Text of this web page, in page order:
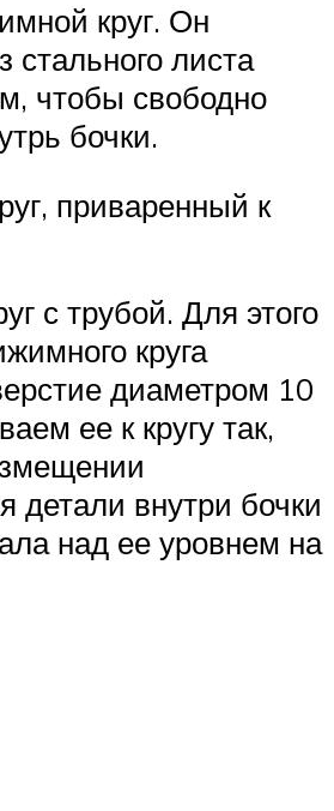
круг. Он
стального листа
чтобы свободно
бочки.
приваренный к
с трубой. Для этого
круга
диаметром 10
ее к кругу так,
детали внутри бочки
над ее уровнем на